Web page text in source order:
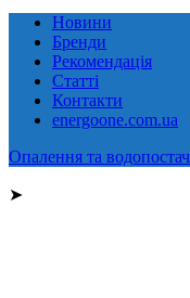
Новини
Бренди
Рекомендація
Статті
Контакти
energoone.com.ua
Опалення та
➤